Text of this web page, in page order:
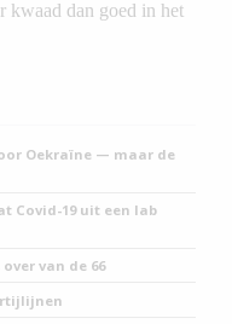
Oekraïne — maar de
Covid-19 uit een lab
van de 66